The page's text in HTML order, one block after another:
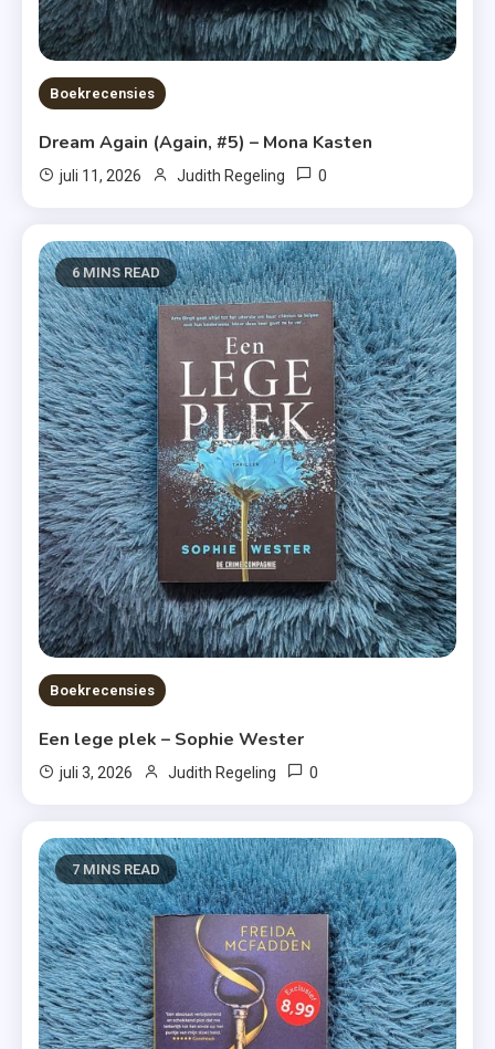
Boekrecensies
Dream Again (Again, #5) – Mona Kasten
juli 11, 2026 Judith Regeling 0
6 MINS READ
Boekrecensies
Een lege plek – Sophie Wester
juli 3, 2026 Judith Regeling 0
7 MINS READ